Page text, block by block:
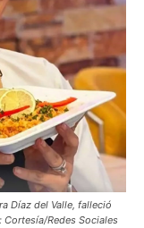
Díaz del Valle, falleció
Redes Sociales